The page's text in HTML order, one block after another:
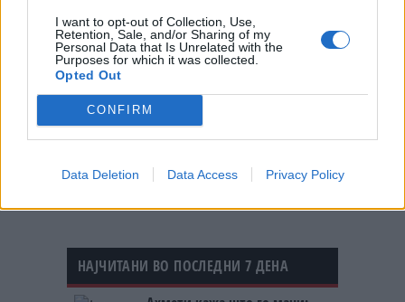
I want to opt-out of Collection, Use,
Retention, Sale, and/or Sharing of my
Personal Data that Is Unrelated with the
Purposes for which it was collected.
Opted Out
CONFIRM
Data Deletion Data Access Privacy Policy
„ПРЕМНОГУ ОТСТАПКИ
НАПРАВИВМЕ“ - Муцунски порача
предвидлив пат кон ЕУ, без нови
услови од Софија
РЕКОРДНА ПОЛУГОДИШНА
ТРГОВИЈА - Над 10 милијарди
евра размена со светот, извозот
расте побрзо од увозот
НАЈЧИТАНИ ВО ПОСЛЕДНИ 7 ДЕНА